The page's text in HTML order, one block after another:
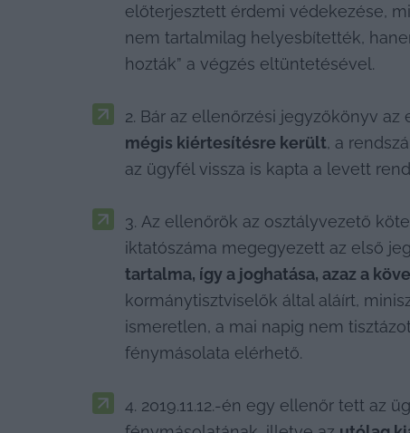
előterjesztett érdemi védekezése,
nem tartalmilag helyesbítették,
hozták” a végzés eltüntetésével.
Bár az ellenőrzési jegyzőkönyv
mégis kiértesítésre került, a
az ügyfél vissza is kapta a levett
Az ellenőrök az osztályvezető
iktatószáma megegyezett az első
tartalma, így a joghatása, azaz a
kormánytisztviselők által aláírt,
ismeretlen, a mai napig nem
fénymásolata elérhető.
2019.11.12.-én egy ellenőr tett az